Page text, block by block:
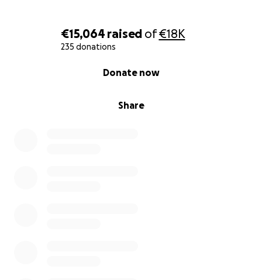
€15,064 raised of€18K
235 donations
Share
Donate now